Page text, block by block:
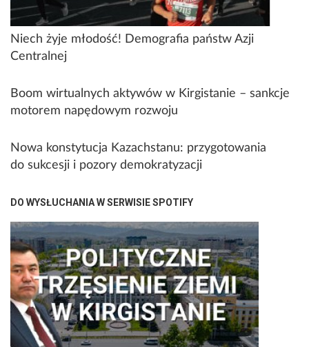
Niech żyje młodość! Demografia państw Azji
Centralnej
Boom wirtualnych aktywów w Kirgistanie – sankcje
motorem napędowym rozwoju
Nowa konstytucja Kazachstanu: przygotowania
do sukcesji i pozory demokratyzacji
DO WYSŁUCHANIA W SERWISIE SPOTIFY